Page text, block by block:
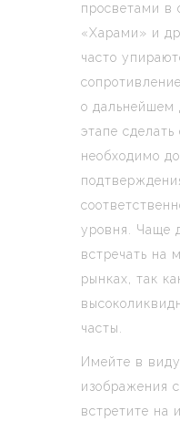
просветами в
«Харами» и
часто
о дальнейшем
этапе сделать
необходимо
уровня. Чаще
встречать на
рынках, так
часты.
Имейте в
изображения
встретите на